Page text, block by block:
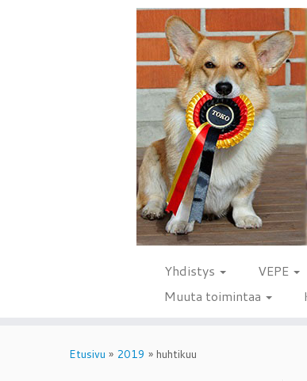
Yhdistys VEPE
Muuta toimintaa
Etusivu » 2019 » huhtikuu